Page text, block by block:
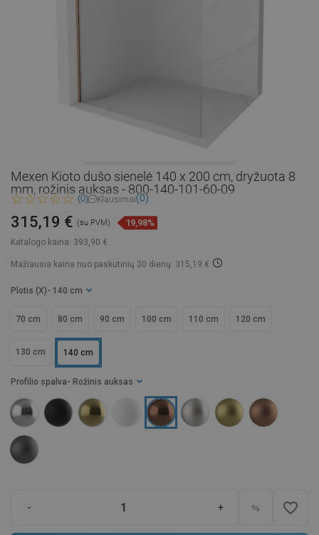
Mexen Kioto dušo sienelė 140 x 200 cm, dryžuota 8
mm, rožinis auksas - 800-140-101-60-09
(0) Klausimai(0)
Katalogo kaina: 393,90 €
315,19 € (su PVM) 19,98%
Mažiausia kaina nuo paskutinių 30 dienų: 315,19 €
Profilio spalva - Rožinis auksas
Plotis (X) - 140 cm
70 cm 80 cm 90 cm 100 cm 110 cm 120 cm
130 cm 140 cm
- + favorite_border